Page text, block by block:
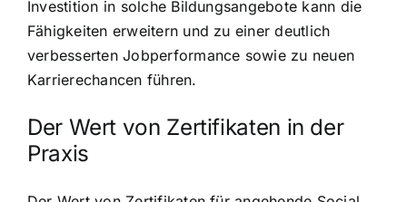
Investition in solche Bildungsangebote kann die
Fähigkeiten erweitern und zu einer deutlich
verbesserten Jobperformance sowie zu neuen
Karrierechancen führen.
Der Wert von Zertifikaten in der
Praxis